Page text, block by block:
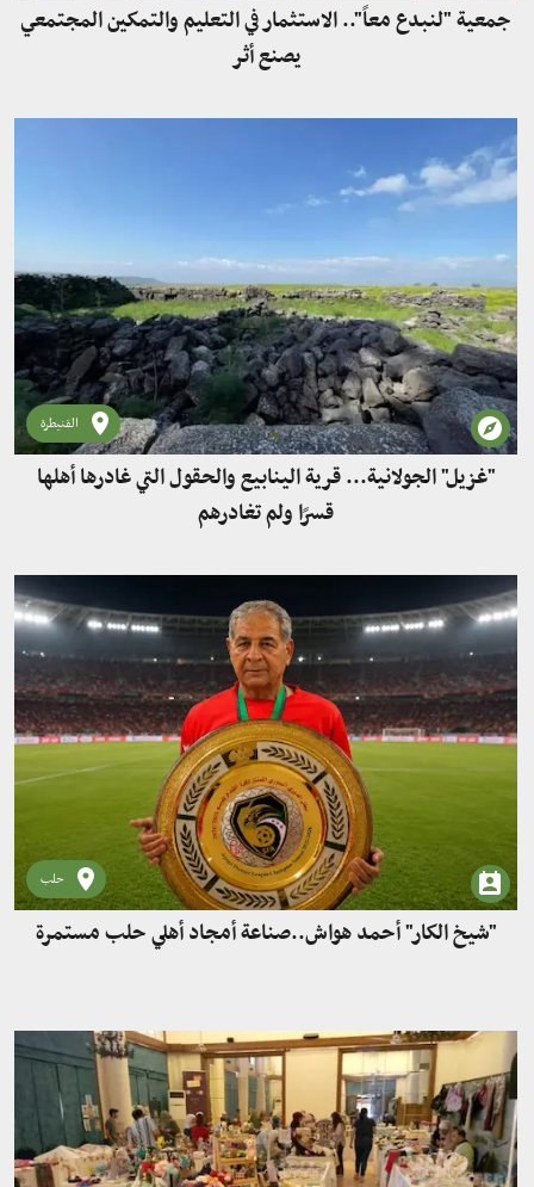
جمعية "لنبدع معاً".. الاستثمار في التعليم والتمكين المجتمعي
يصنع أثر
القنيطرة
"غزيل" الجولانية... قرية الينابيع والحقول التي غادرها أهلها
قسرًا ولم تغادرهم
حلب
"شيخ الكار" أحمد هواش..صناعة أمجاد أهلي حلب مستمرة